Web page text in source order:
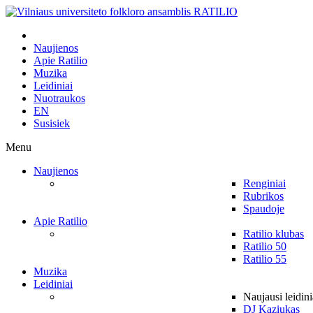
Naujienos
Apie Ratilio
Muzika
Leidiniai
Nuotraukos
EN
Susisiek
Menu
Naujienos
Renginiai
Rubrikos
Spaudoje
Apie Ratilio
Ratilio klubas
Ratilio 50
Ratilio 55
Muzika
Leidiniai
Naujausi
DJ Kaziukas